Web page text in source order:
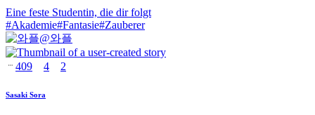
Eine feste Studentin, die dir folgt
#Akademie#Fantasie#Zauberer
@와플
409 4 2
Sasaki Sora